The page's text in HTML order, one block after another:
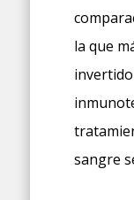
la que
sangre